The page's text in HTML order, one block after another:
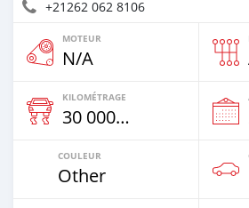
+21262 062 8106
MOTEUR
N/A
KILOMÉTRAGE
30 000 Km
COULEUR
Other